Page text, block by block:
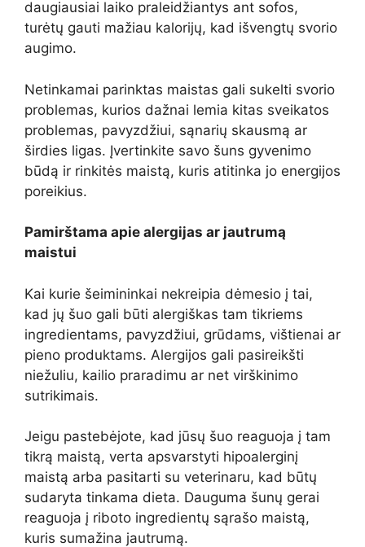
daugiausiai laiko praleidžiantys ant sofos,
turėtų gauti mažiau kalorijų, kad išvengtų svorio
augimo.
Netinkamai parinktas maistas gali sukelti svorio
problemas, kurios dažnai lemia kitas sveikatos
problemas, pavyzdžiui, sąnarių skausmą ar
širdies ligas. Įvertinkite savo šuns gyvenimo
būdą ir rinkitės maistą, kuris atitinka jo energijos
poreikius.
Pamirštama apie alergijas ar jautrumą
maistui
Kai kurie šeimininkai nekreipia dėmesio į tai,
kad jų šuo gali būti alergiškas tam tikriems
ingredientams, pavyzdžiui, grūdams, vištienai ar
pieno produktams. Alergijos gali pasireikšti
niežuliu, kailio praradimu ar net virškinimo
sutrikimais.
Jeigu pastebėjote, kad jūsų šuo reaguoja į tam
tikrą maistą, verta apsvarstyti hipoalerginį
maistą arba pasitarti su veterinaru, kad būtų
sudaryta tinkama dieta. Dauguma šunų gerai
reaguoja į riboto ingredientų sąrašo maistą,
kuris sumažina jautrumą.